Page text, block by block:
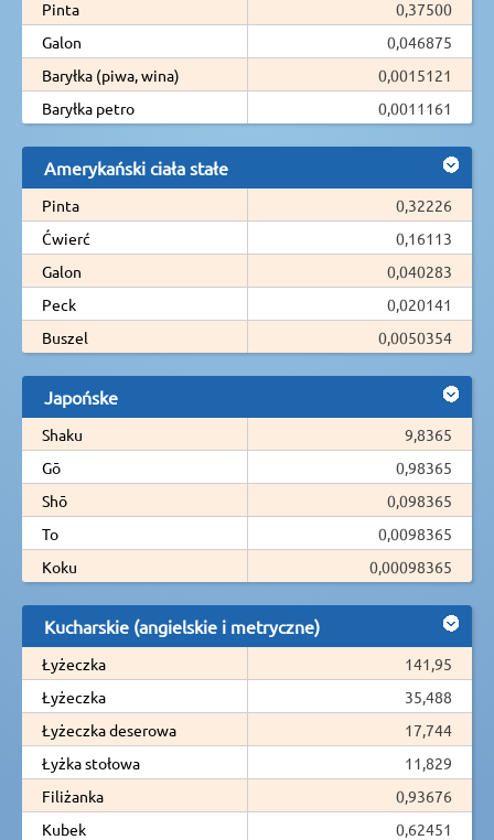
Pinta
0,37500
Galon
0,046875
Baryłka (piwa, wina)
0,0015121
Baryłka petro
0,0011161
Amerykański ciała stałe
Pinta
0,32226
Ćwierć
0,16113
Galon
0,040283
Peck
0,020141
Buszel
0,0050354
Japońske
Shaku
9,8365
Gō
0,98365
Shō
0,098365
To
0,0098365
Koku
0,00098365
Kucharskie (angielskie i metryczne)
Łyżeczka
141,95
Łyżeczka
35,488
Łyżeczka deserowa
17,744
Łyżka stołowa
11,829
Filiżanka
0,93676
Kubek
0,62451